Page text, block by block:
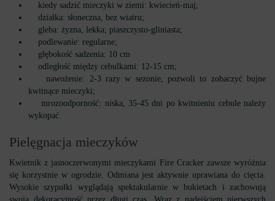
kiedy sadzić mieczyki w ziemi: kwiecień-maj;
działka: słoneczna, bez wiatru;
gleba: żyzna, lekka; piaszczysto-gliniasta;
podlewanie: regularne;
głębokość sadzenia: 10 cm
odległość między cebulkami: 12-15 cm;
nawożenie: 2-3 razy w sezonie, pozwoli to zobaczyć bujne
kwitnące mieczyki;
mrozoodporność: niska, 35-45 dni po kwitnieniu cebule należy
wykopać.
Pielęgnacja mieczyków
Kwietnik z jasnoczerwonymi mieczykami Fire Cracker zawsze wyróżnia
się korzystnie w ogrodzie. Odmiana jest aktywnie uprawiana do cięcia.
Wysokie szypułki wyglądają spektakularnie w bukietach i zachowują